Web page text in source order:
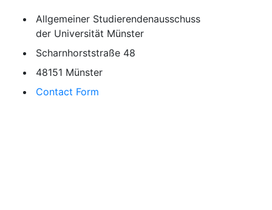
Allgemeiner Studierendenausschuss
der Universität Münster
Scharnhorststraße 48
48151 Münster
Contact Form